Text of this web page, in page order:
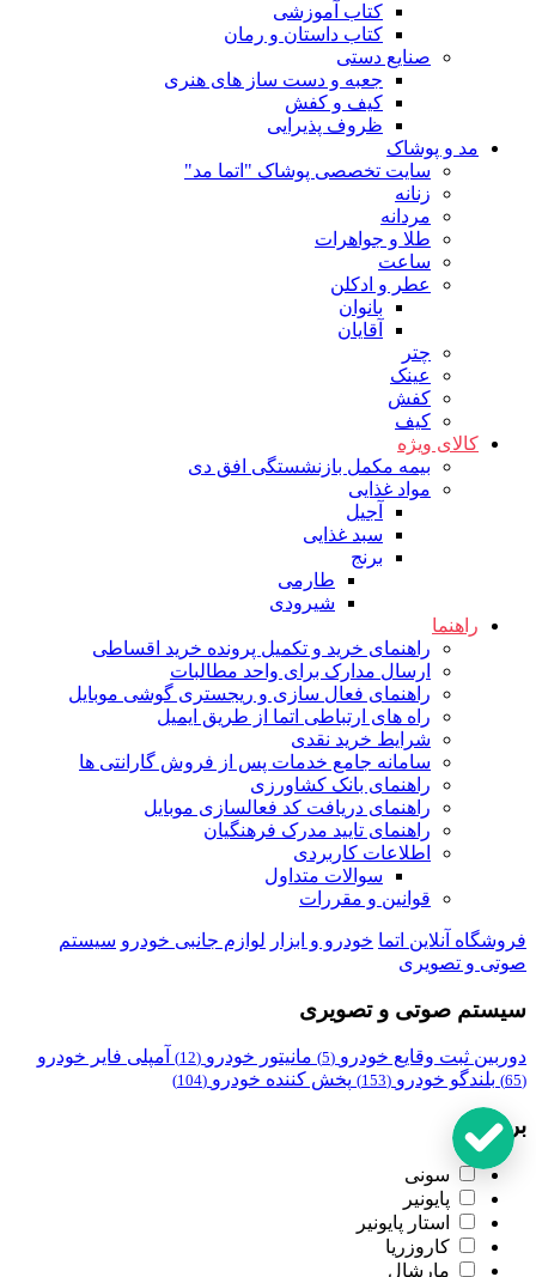
کتاب آموزشی
کتاب داستان و رمان
صنایع دستی
جعبه و دست ساز های هنری
کیف و کفش
ظروف پذیرایی
مد و پوشاک
سایت تخصصی پوشاک "اتما مد"
زنانه
مردانه
طلا و جواهرات
ساعت
عطر و ادکلن
بانوان
آقایان
چتر
عینک
کفش
کیف
کالای ویژه
بیمه مکمل بازنشستگی افق دی
مواد غذایی
آجیل
سبد غذایی
برنج
طارمی
شیرودی
راهنما
راهنمای خرید و تکمیل پرونده خرید اقساطی
ارسال مدارک برای واحد مطالبات
راهنمای فعال سازی و ریجستری گوشی موبایل
راه های ارتباطی اتما از طریق ایمیل
شرایط خرید نقدی
سامانه جامع خدمات پس از فروش گارانتی ها
راهنمای بانک کشاورزی
راهنمای دریافت کد فعالسازی موبایل
راهنمای تایید مدرک فرهنگیان
اطلاعات کاربردی
سوالات متداول
قوانین و مقررات
فروشگاه آنلاین اتما خودرو و ابزار لوازم جانبی خودرو سیستم
صوتی و تصویری
سیستم صوتی و تصویری
دوربین ثبت وقایع خودرو (5) مانیتور خودرو (12) آمپلی فایر خودرو
(65) بلندگو خودرو (153) پخش کننده خودرو (104)
برند
سونی
پایونیر
استار پایونیر
کاروزریا
مارشال